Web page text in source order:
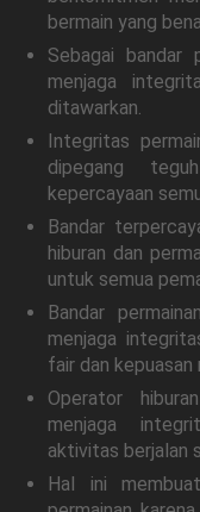
bermain yang
Sebagai bandar
menjaga
ditawarkan.
Integritas
dipegang
kepercayaan
Bandar
hiburan dan
untuk semua
Bandar
menjaga
fair dan kepuasan
Operator
menjaga
aktivitas berjalan
Hal ini